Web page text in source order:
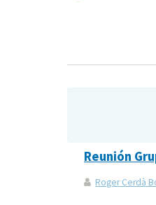
Reunión
Roger Cerdà